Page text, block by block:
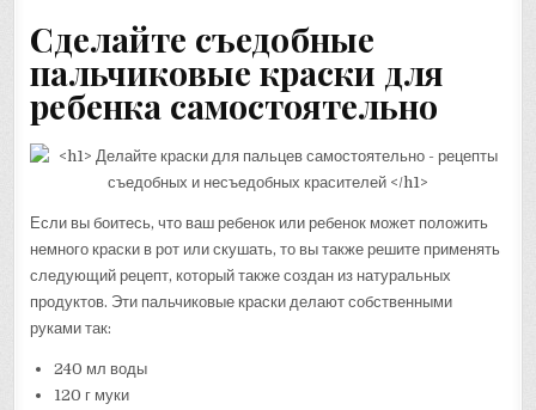
Сделайте съедобные
пальчиковые краски для
ребенка самостоятельно
Если вы боитесь, что ваш ребенок или ребенок может положить
немного краски в рот или скушать, то вы также решите применять
следующий рецепт, который также создан из натуральных
продуктов. Эти пальчиковые краски делают собственными
руками так:
240 мл воды
120 г муки